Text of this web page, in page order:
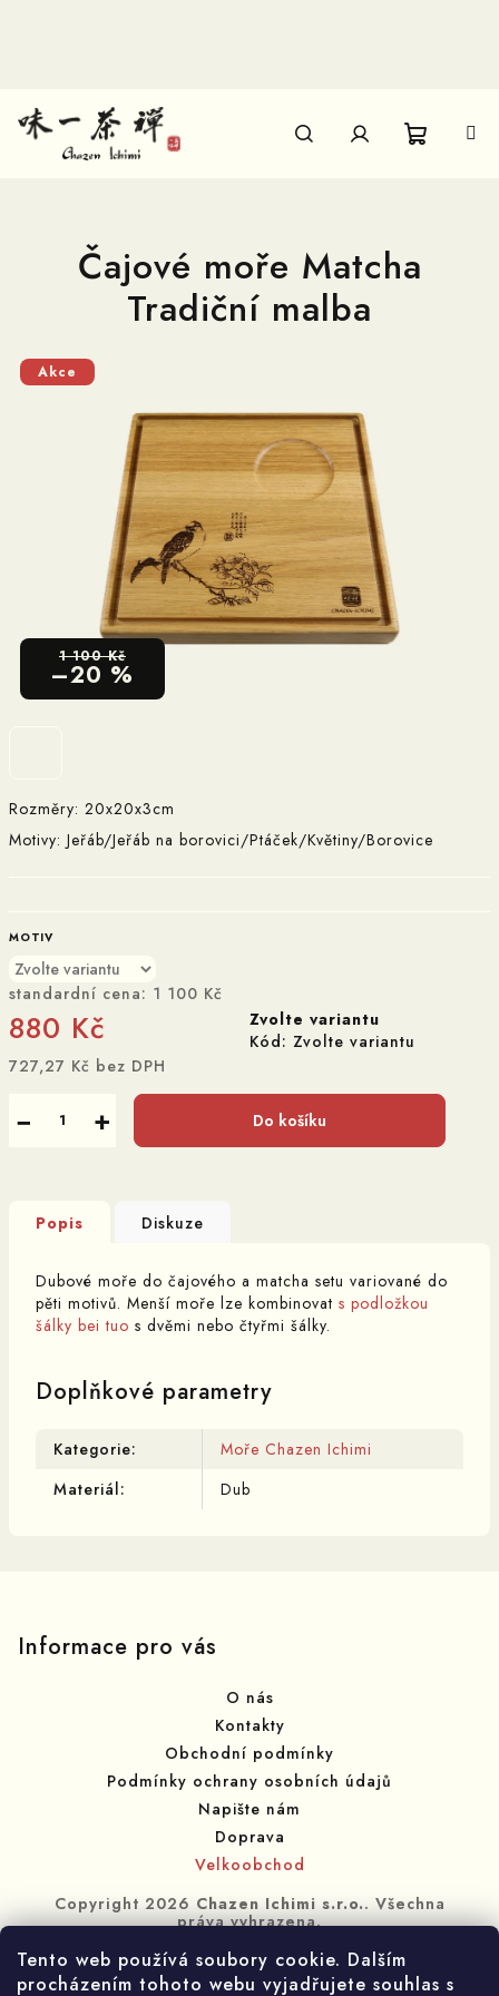
Tento web používá soubory cookie. Dalším
procházením tohoto webu vyjadřujete souhlas s
Rozměry: 20x20x3cm
Motivy: Jeřáb/Jeřáb na borovici/Ptáček/Květiny/Borovice
MOTIV
standardní cena: 1 100 Kč
880 Kč
727,27 Kč bez DPH
Zvolte variantu
Kód: Zvolte variantu
+
− Do košíku
Čajové moře Matcha
Tradiční malba
Akce
1 100 Kč
–20 %
Popis Diskuze
Dubové moře do čajového a matcha setu variované do
pěti motivů. Menší moře lze kombinovat s podložkou
šálky bei tuo s dvěmi nebo čtyřmi šálky.
Doplňkové parametry
Kategorie:
Moře Chazen Ichimi
Materiál: Dub
Informace pro vás
O nás
Kontakty
Obchodní podmínky
Podmínky ochrany osobních údajů
Napište nám
Doprava
Velkoobchod
Copyright 2026 Chazen Ichimi s.r.o.. Všechna
práva vyhrazena.
Vytvořil Shoptet